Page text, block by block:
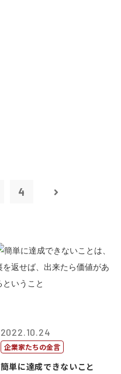
4
2022.10.24
企業家たちの金言
簡単に達成できないこと